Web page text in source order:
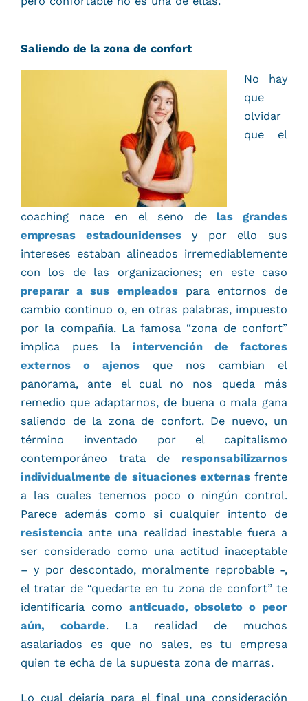
Saliendo de la zona de confort
No hay
que
olvidar
que el
coaching nace en el seno de las grandes
empresas estadounidensesy por ello sus
intereses estaban alineados irremediablemente
con los de las organizaciones; en este caso
preparar a sus empleadospara entornos de
cambio continuo o, en otras palabras, impuesto
por la compañía. La famosa “zona de confort”
implica pues la intervención de factores
externos o ajenos que nos cambian el
panorama, ante el cual no nos queda más
remedio que adaptarnos, de buena o mala gana
saliendo de la zona de confort. De nuevo, un
término inventado por el capitalismo
contemporáneo trata de responsabilizarnos
individualmente de situaciones externasfrente
a las cuales tenemos poco o ningún control.
Parece además como si cualquier intento de
resistencia ante una realidad inestable fuera a
ser considerado como una actitud inaceptable
– y por descontado, moralmente reprobable -,
el tratar de “quedarte en tu zona de confort” te
identificaría como anticuado, obsoleto o peor
aún, cobarde. La realidad de muchos
asalariados es que no sales, es tu empresa
quien te echa de la supuesta zona de marras.
Lo cual dejaría para el final una consideración